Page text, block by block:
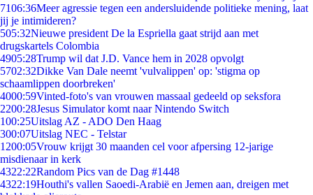
7106:36Meer agressie tegen een andersluidende politieke mening, laat
jij je intimideren?
505:32Nieuwe president De la Espriella gaat strijd aan met
drugskartels Colombia
4905:28Trump wil dat J.D. Vance hem in 2028 opvolgt
5702:32Dikke Van Dale neemt 'vulvalippen' op: 'stigma op
schaamlippen doorbreken'
4000:59Vinted-foto's van vrouwen massaal gedeeld op seksfora
2200:28Jesus Simulator komt naar Nintendo Switch
100:25Uitslag AZ - ADO Den Haag
300:07Uitslag NEC - Telstar
1200:05Vrouw krijgt 30 maanden cel voor afpersing 12-jarige
misdienaar in kerk
4322:22Random Pics van de Dag #1448
4322:19Houthi's vallen Saoedi-Arabië en Jemen aan, dreigen met